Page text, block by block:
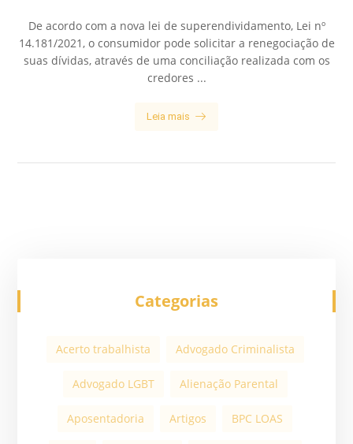
De acordo com a nova lei de superendividamento, Lei nº
14.181/2021, o consumidor pode solicitar a renegociação de
suas dívidas, através de uma conciliação realizada com os
credores ...
Leia mais
Categorias
Acerto trabalhista Advogado Criminalista
Advogado LGBT Alienação Parental
Aposentadoria Artigos BPC LOAS